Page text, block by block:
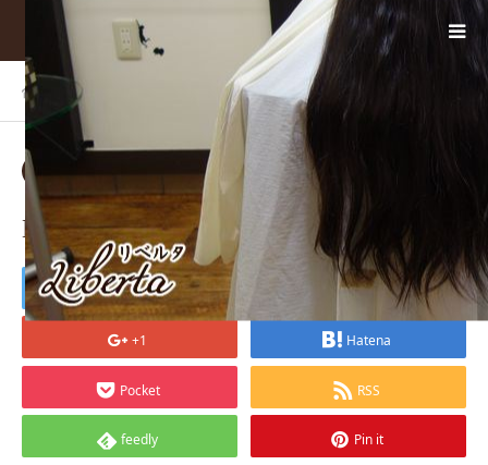
ホームBLOG DSC04166_mini
DSC04166_mini
Tweet Share
+1 Hatena
Pocket RSS
feedly Pin it